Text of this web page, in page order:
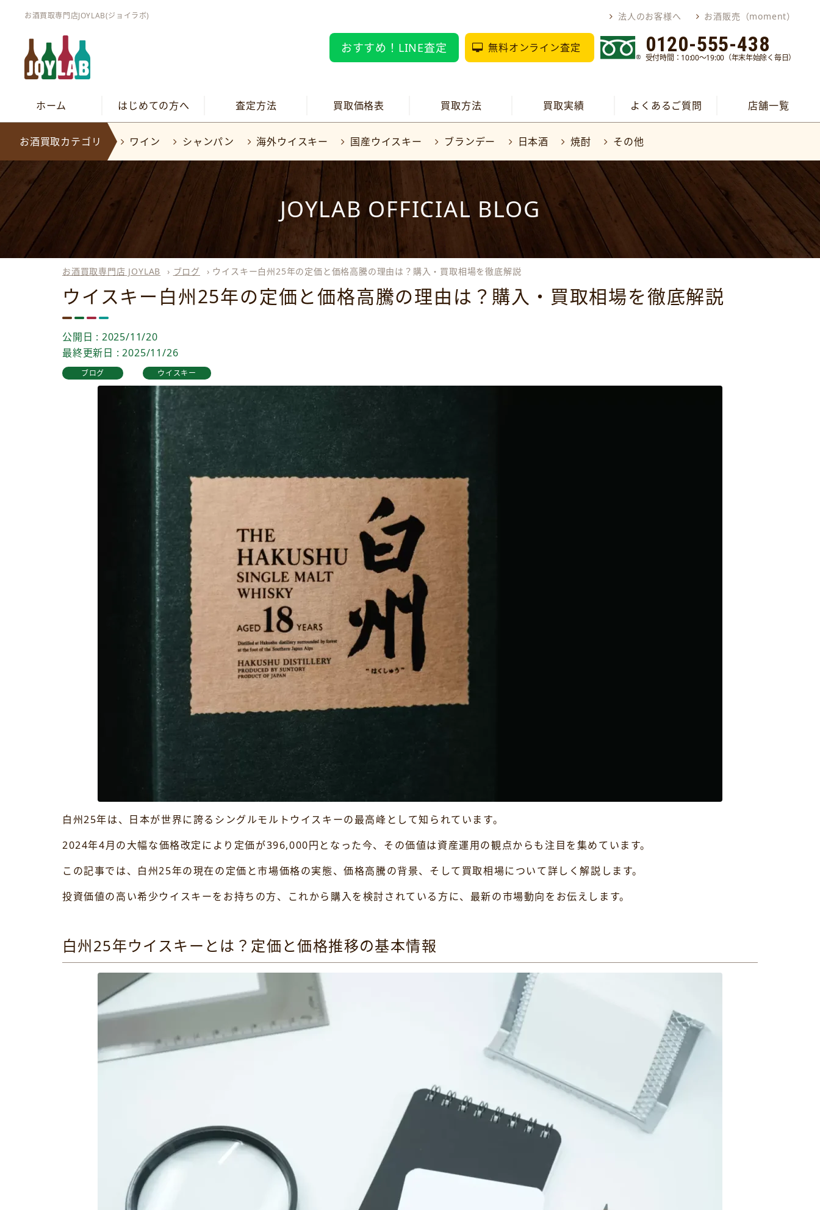
お酒買取専門店JOYLAB(ジョイラボ) 法人のお客様へ お酒販売（moment）
おすすめ！LINE査定 無料オンライン査定 0120-555-438
受付時間：10:00～19:00（年末年始除く毎日）
ホーム はじめての方へ 査定方法 買取価格表 買取方法 買取実績 よくあるご質問 店舗一覧
お酒買取カテゴリ ワイン シャンパン 海外ウイスキー 国産ウイスキー ブランデー 日本酒 焼酎 その他
JOYLAB OFFICIAL BLOG
お酒買取専門店 JOYLAB › ブログ › ウイスキー白州25年の定価と価格高騰の理由は？購入・買取相場を徹底解説
ウイスキー白州25年の定価と価格高騰の理由は？購入・買取相場を徹底解説
公開日 : 2025/11/20
最終更新日 : 2025/11/26
ブログ ウイスキー
白州25年は、日本が世界に誇るシングルモルトウイスキーの最高峰として知られています。
2024年4月の大幅な価格改定により定価が396,000円となった今、その価値は資産運用の観点からも注目を集めています。
この記事では、白州25年の現在の定価と市場価格の実態、価格高騰の背景、そして買取相場について詳しく解説します。
投資価値の高い希少ウイスキーをお持ちの方、これから購入を検討されている方に、最新の市場動向をお伝えします。
白州25年ウイスキーとは？定価と価格推移の基本情報